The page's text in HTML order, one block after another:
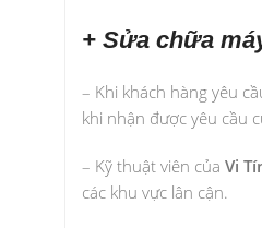
+ Sửa chữa
– Khi khách hàng yêu
khi nhận được yêu cầu
– Kỹ thuật viên của Vi
các khu vực lân cận.